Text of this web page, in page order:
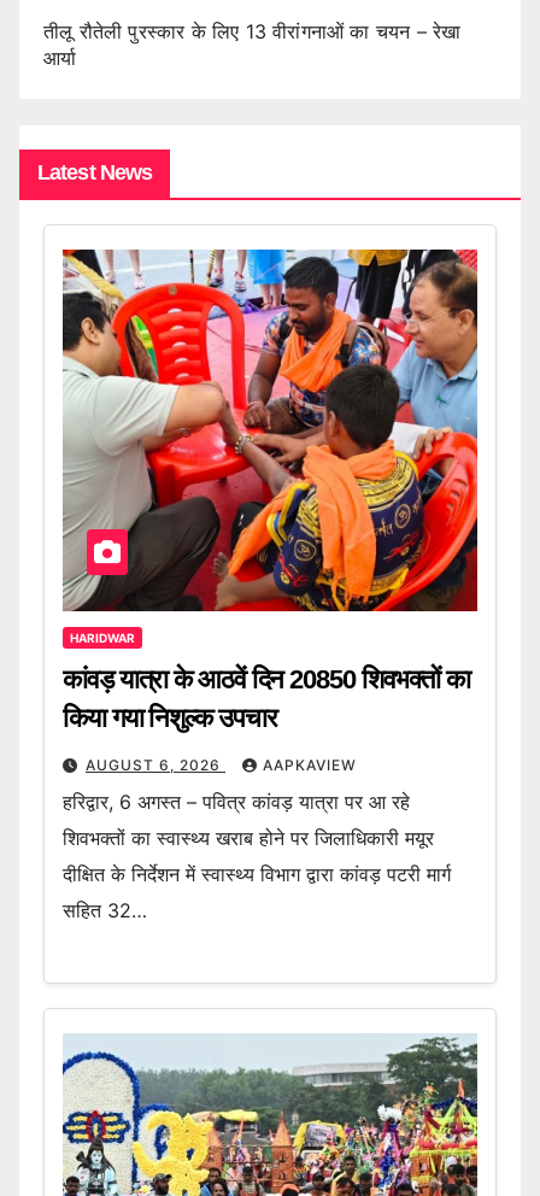
तीलू रौतेली पुरस्कार के लिए 13 वीरांगनाओं का चयन – रेखा
आर्या
Latest News
HARIDWAR
कांवड़ यात्रा के आठवें दिन 20850 शिवभक्तों का
किया गया निशुल्क उपचार
AUGUST 6, 2026 AAPKAVIEW
हरिद्वार, 6 अगस्त – पवित्र कांवड़ यात्रा पर आ रहे
शिवभक्तों का स्वास्थ्य खराब होने पर जिलाधिकारी मयूर
दीक्षित के निर्देशन में स्वास्थ्य विभाग द्वारा कांवड़ पटरी मार्ग
सहित 32…